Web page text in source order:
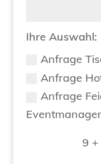
Ihre Auswahl:
Anfrage
Anfrage
Anfrage
9 +